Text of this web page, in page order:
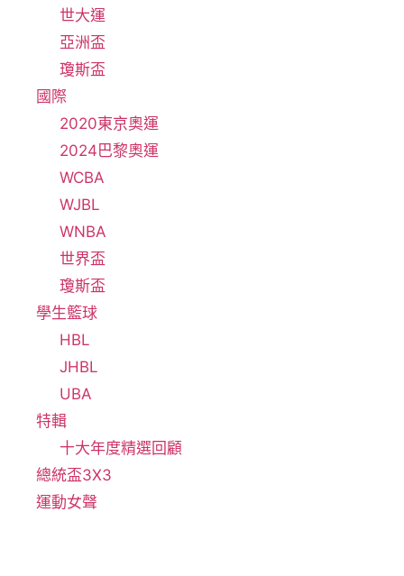
世大運
亞洲盃
瓊斯盃
國際
2020東京奧運
2024巴黎奧運
WCBA
WJBL
WNBA
世界盃
瓊斯盃
學生籃球
HBL
JHBL
UBA
特輯
十大年度精選回顧
總統盃3X3
運動女聲